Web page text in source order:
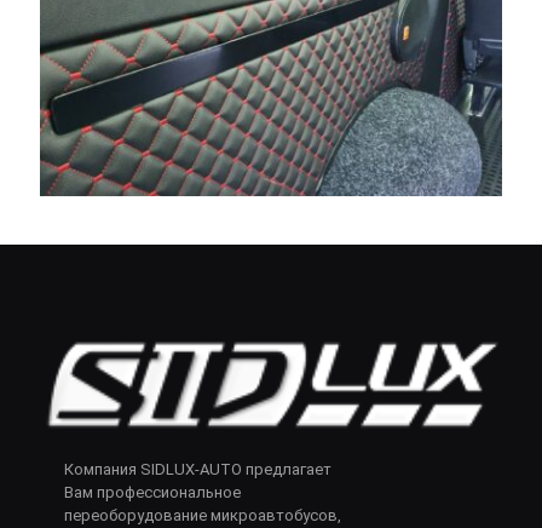
Компания SIDLUX-AUTO предлагает
Вам профессиональное
переоборудование микроавтобусов,